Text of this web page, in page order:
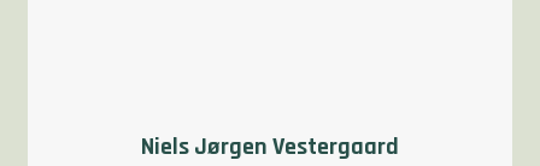
Niels Jørgen Vestergaard